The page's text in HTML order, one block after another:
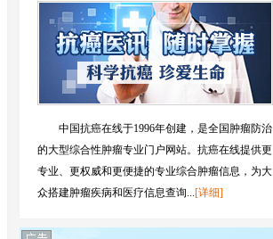
中国抗癌在线于1996年创建，是全国肿瘤防治
的大型综合性肿瘤专业门户网站。抗癌在线提供更
专业、更权威和更便捷的专业综合肿瘤信息，为大
众搭建肿瘤疾病和医疗信息查询...[详细]